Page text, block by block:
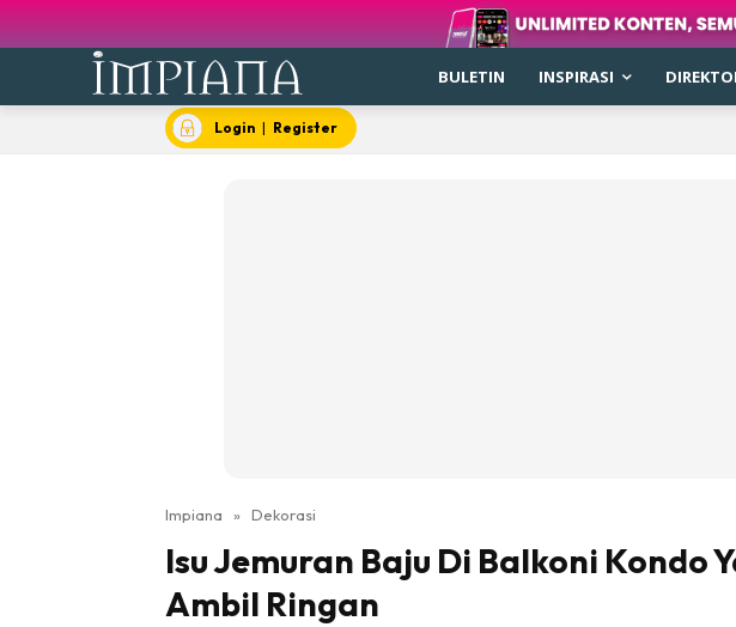
BULETIN INSPIRASI
Login | Register
Impiana » Dekorasi
Isu Jemuran Baju Di Balkoni Kondo
Ambil Ringan